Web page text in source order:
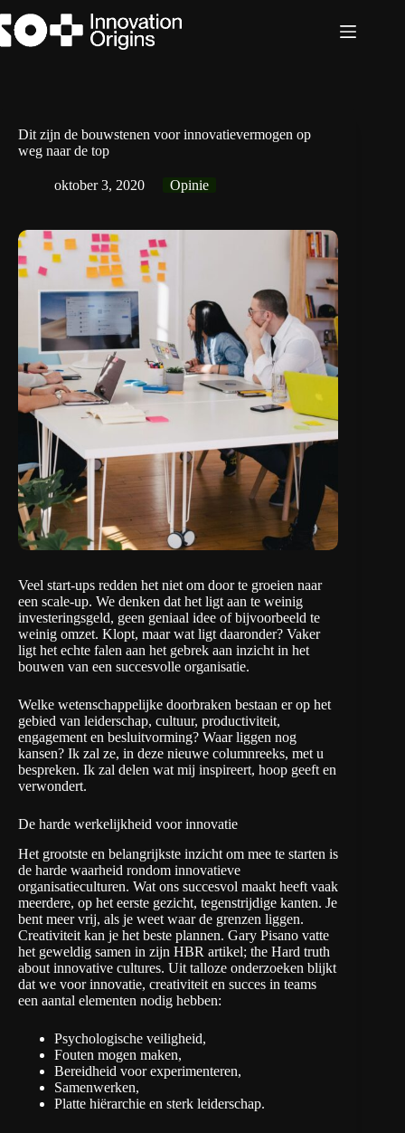
naar
de
Dit zijn de bouwstenen voor innovatievermogen op
weg naar de top
oktober 3, 2020 Opinie
Veel start-ups redden het niet om door te groeien naar
een scale-up. We denken dat het ligt aan te weinig
investeringsgeld, geen geniaal idee of bijvoorbeeld te
weinig omzet. Klopt, maar wat ligt daaronder? Vaker
ligt het echte falen aan het gebrek aan inzicht in het
bouwen van een succesvolle organisatie.
Welke wetenschappelijke doorbraken bestaan er op het
gebied van leiderschap, cultuur, productiviteit,
engagement en besluitvorming? Waar liggen nog
kansen? Ik zal ze, in deze nieuwe columnreeks, met u
bespreken. Ik zal delen wat mij inspireert, hoop geeft en
verwondert.
De harde werkelijkheid voor innovatie
Het grootste en belangrijkste inzicht om mee te starten is
de harde waarheid rondom innovatieve
organisatieculturen. Wat ons succesvol maakt heeft vaak
meerdere, op het eerste gezicht, tegenstrijdige kanten. Je
bent meer vrij, als je weet waar de grenzen liggen.
Creativiteit kan je het beste plannen. Gary Pisano vatte
het geweldig samen in zijn HBR artikel; the Hard truth
about innovative cultures. Uit talloze onderzoeken blijkt
dat we voor innovatie, creativiteit en succes in teams
een aantal elementen nodig hebben:
Psychologische veiligheid,
Fouten mogen maken,
Bereidheid voor experimenteren,
Samenwerken,
Platte hiërarchie en sterk leiderschap.